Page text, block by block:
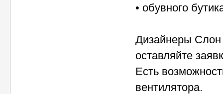
• обувного
Дизайнеры Слон
оставляйте
Есть
вентилятора.